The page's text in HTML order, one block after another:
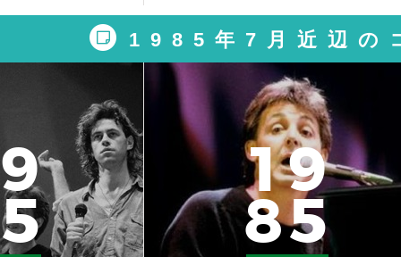
1985年7月近辺の
9
5
19
85